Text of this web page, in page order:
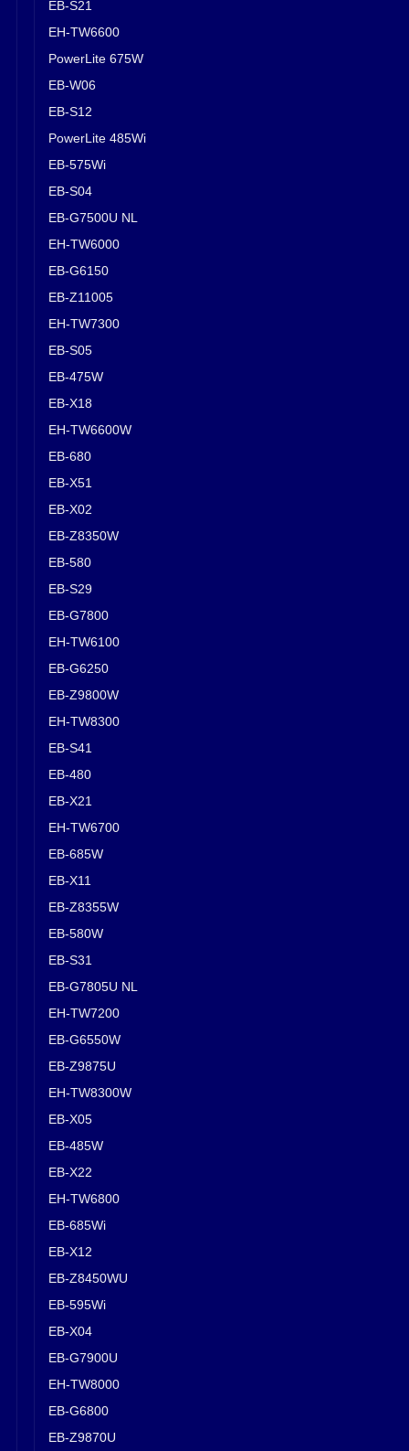
EB-S21
EH-TW6600
PowerLite 675W
EB-W06
EB-S12
PowerLite 485Wi
EB-575Wi
EB-S04
EB-G7500U NL
EH-TW6000
EB-G6150
EB-Z11005
EH-TW7300
EB-S05
EB-475W
EB-X18
EH-TW6600W
EB-680
EB-X51
EB-X02
EB-Z8350W
EB-580
EB-S29
EB-G7800
EH-TW6100
EB-G6250
EB-Z9800W
EH-TW8300
EB-S41
EB-480
EB-X21
EH-TW6700
EB-685W
EB-X11
EB-Z8355W
EB-580W
EB-S31
EB-G7805U NL
EH-TW7200
EB-G6550W
EB-Z9875U
EH-TW8300W
EB-X05
EB-485W
EB-X22
EH-TW6800
EB-685Wi
EB-X12
EB-Z8450WU
EB-595Wi
EB-X04
EB-G7900U
EH-TW8000
EB-G6800
EB-Z9870U